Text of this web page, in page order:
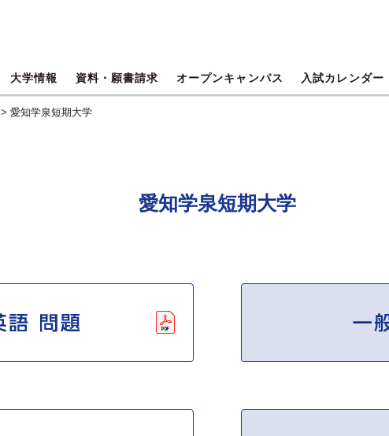
大学情報 資料・願書請求 オープンキャンパス 入試カレンダー
> 愛知学泉短期大学
愛知学泉短期大学